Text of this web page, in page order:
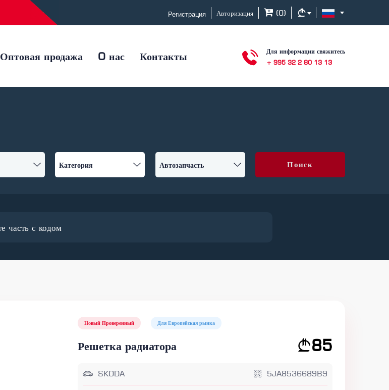
Регистрация Авторизация (0)
Оптовая продажа O нас Контакты
Для информации свяжитесь
+ 995 32 2 80 13 13
Поиск
Новый Проверенный Для Европейская рынка
Решетка радиатора 85
SKODA 5JA8536689B9